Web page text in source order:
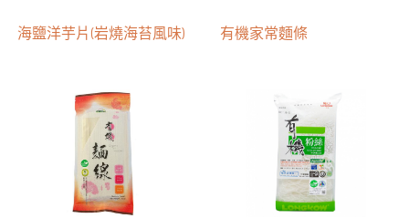
海鹽洋芋片(岩燒海苔風味) 有機家常麵條